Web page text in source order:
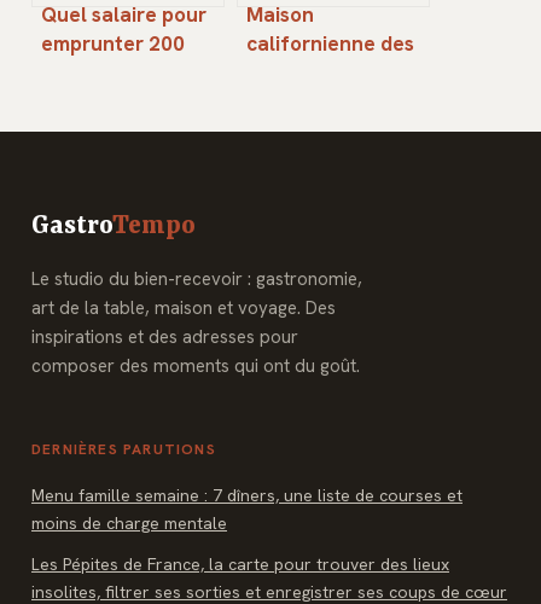
Quel salaire pour
emprunter 200
son budget
Maison
californienne des
réinventer
GastroTempo
Le studio du bien-recevoir : gastronomie,
art de la table, maison et voyage. Des
inspirations et des adresses pour
composer des moments qui ont du goût.
DERNIÈRES PARUTIONS
Menu famille semaine : 7 dîners, une liste de courses et
moins de charge mentale
Les Pépites de France, la carte pour trouver des lieux
insolites, filtrer ses sorties et enregistrer ses coups de cœur